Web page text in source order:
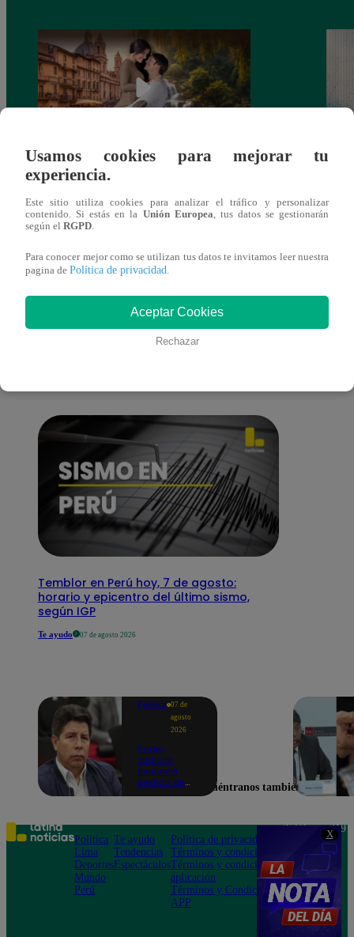
X
Latina estrenará el 28 de abril “Mi vida
eres tú”: una historia de cartas y amor que
lo cambiará todo
También te puede
Temblor en Perú hoy, 7 de agosto:
horario y epicentro del último sismo,
según IGP
Te ayudo 07 de agosto 2026
Política 07 de
agosto
2026
Poder
Judicial
evaluará
pedido de
Pedro
Castillo
Usamos cookies para mejorar tu
experiencia.
Este sitio utiliza cookies para analizar el tráfico y personalizar
contenido. Si estás en la Unión Europea, tus datos se gestionarán
según el RGPD.
Para conocer mejor como se utilizan tus datos te invitamos leer nuestra
pagina de Política de privacidad.
Aceptar Cookies
Rechazar
Encuéntranos también en
Política
Lima
Deportes
Mundo
Perú
Te ayudo
Tendencias
Espectáculos
Política de privacidad
Términos y condiciones
Términos y condiciones
aplicación
Términos y Condiciones
APP
Teléfono: 219
Av. San
Felipe 968
Jesús María